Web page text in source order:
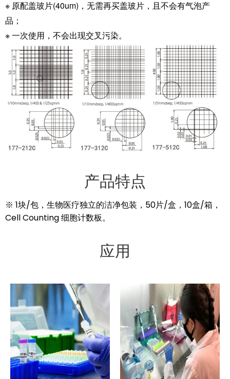
※ 原配盖玻片(40um)，无需再买盖玻片，且不会有气泡产
品；
※ 一次使用，不会出现交叉污染。
产品特点
※ 1块/包，生物医疗独立的洁净包装，50片/盒，10盒/箱，
Cell Counting 细胞计数板。
应用